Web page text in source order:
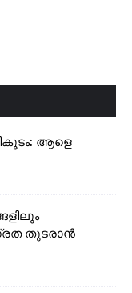
ആളെ
തുടരാൻ